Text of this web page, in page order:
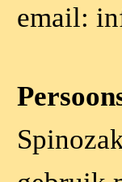
email: